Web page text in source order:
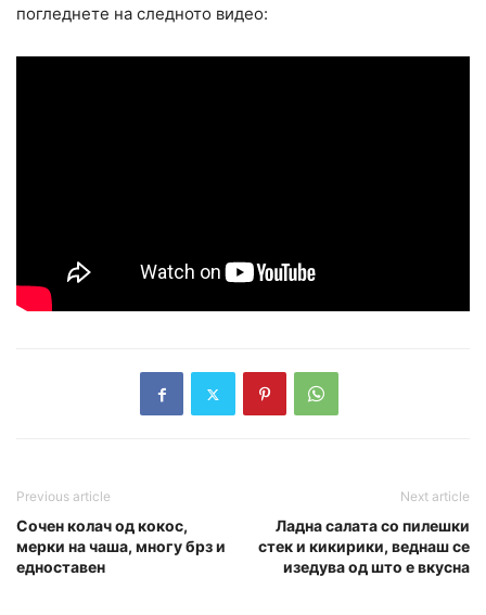
погледнете на следното видео:
Previous article
Сочен колач од кокос,
мерки на чаша, многу брз и
едноставен
Next article
Ладна салата со пилешки
стек и кикирики, веднаш се
изедува од што е вкусна